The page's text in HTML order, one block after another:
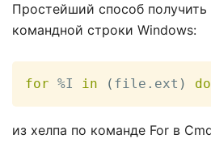
Простейший способ
командной строки Windows:
for %I in ( file.ext ) do
из хелпа по команде For в